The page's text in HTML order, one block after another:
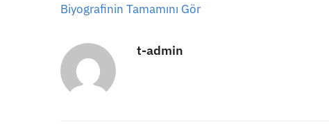
Biyografinin Tamamını Gör
t-admin